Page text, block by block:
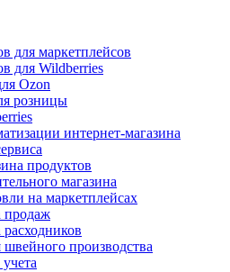
для маркетплейсов
для Wildberries
Ozon
розницы
интернет-магазина
продуктов
магазина
на маркетплейсах
продаж
производства